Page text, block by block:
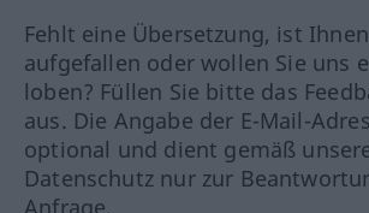
Fehlt eine Übersetzung, ist
aufgefallen oder wollen Sie uns
loben? Füllen Sie bitte das
aus. Die Angabe der E-Mail-
optional und dient gemäß
Datenschutz nur zur
Anfrage.